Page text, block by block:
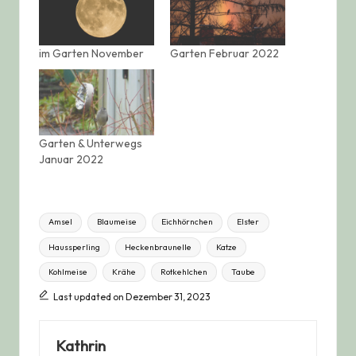
im Garten November Garten Februar 2022
Garten & Unterwegs
Januar 2022
Tags:
Amsel Blaumeise Eichhörnchen Elster
Haussperling Heckenbraunelle Katze
Kohlmeise Krähe Rotkehlchen Taube
Last updated on Dezember 31, 2023
Kathrin